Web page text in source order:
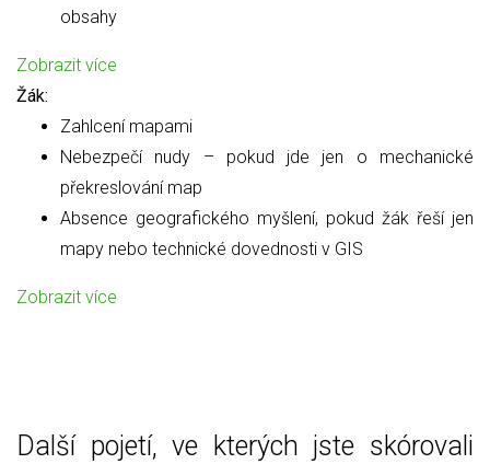
obsahy
Zobrazit více
Žák:
Zahlcení mapami
Nebezpečí nudy – pokud jde jen o mechanické
překreslování map
Absence geografického myšlení, pokud žák řeší jen
mapy nebo technické dovednosti v GIS
Zobrazit více
Další pojetí, ve kterých jste skórovali